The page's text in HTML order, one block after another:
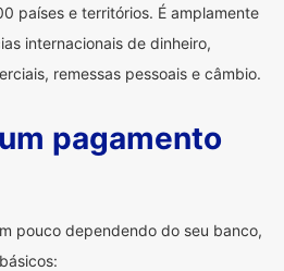
países e territórios. É amplamente
internacionais de dinheiro,
remessas pessoais e câmbio.
pagamento
pouco dependendo do seu banco,